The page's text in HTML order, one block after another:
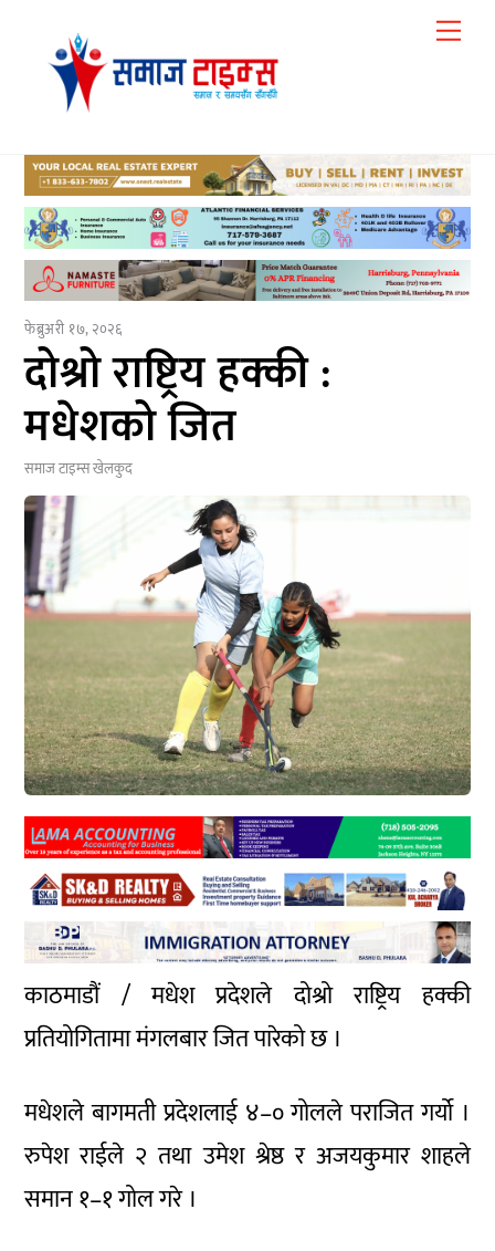
content
फेब्रुअरी १७, २०२६
दोश्रो राष्ट्रिय हक्की :
मधेशको जित
समाज टाइम्सखेलकुद
काठमाडौं / मधेश प्रदेशले दोश्रो राष्ट्रिय हक्की
प्रतियोगितामा मंगलबार जित पारेको छ ।
मधेशले बागमती प्रदेशलाई ४–० गोलले पराजित गर्यो ।
रुपेश राईले २ तथा उमेश श्रेष्ठ र अजयकुमार शाहले
समान १–१ गोल गरे ।